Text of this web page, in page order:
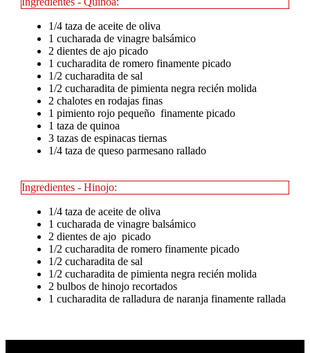
1/4 taza de aceite de oliva
1 cucharada de vinagre balsámico
2 dientes de ajo picado
1 cucharadita de romero finamente picado
1/2 cucharadita de sal
1/2 cucharadita de pimienta negra recién molida
2 chalotes en rodajas finas
1 pimiento rojo pequeño finamente picado
1 taza de quinoa
3 tazas de espinacas tiernas
1/4 taza de queso parmesano rallado
Ingredientes - Hinojo:
1/4 taza de aceite de oliva
1 cucharada de vinagre balsámico
2 dientes de ajo picado
1/2 cucharadita de romero finamente picado
1/2 cucharadita de sal
1/2 cucharadita de pimienta negra recién molida
2 bulbos de hinojo recortados
1 cucharadita de ralladura de naranja finamente rallada